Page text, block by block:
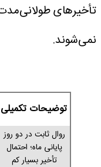
تأخیرهای
نمی‌شوند.
توضیحات تکمیلی
روال ثابت در دو روز
پایانی ماه؛ احتمال
تأخیر بسیار کم